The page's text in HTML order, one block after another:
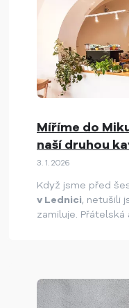
Míříme do
naší druhou
3. 1. 2026
Když jsme před
v Lednici, netušili
zamiluje.
koutů regionu.